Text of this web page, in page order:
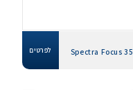
Spectra Focus 35 לפרטים